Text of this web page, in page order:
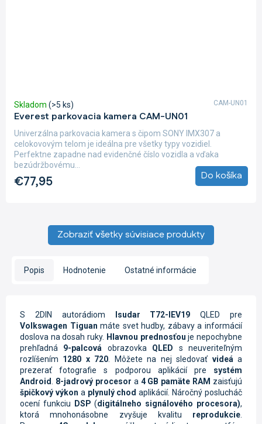
Everest parkovacia kamera CAM-UN01
Skladom (>5 ks)
€77,95 Do košíka
Univerzálna parkovacia kamera s čipom SONY IMX307 a
celokovovým telom je ideálna pre všetky typy vozidiel.
Perfektne zapadne nad evidenčné číslo vozidla a vďaka
bezúdržbovému...
CAM-UN01
Zobraziť všetky súvisiace produkty
Popis Hodnotenie Ostatné informácie
S 2DIN autorádiom Isudar T72-IEV19 QLED pre
Volkswagen Tiguan máte svet hudby, zábavy a informácií
doslova na dosah ruky. Hlavnou prednosťou je nepochybne
prehľadná 9-palcová obrazovka QLED s neuveriteľným
rozlíšením 1280 x 720 . Môžete na nej sledovať videá a
prezerať fotografie s podporou aplikácií pre systém
Android
8-jadrový procesor a 4 GB pamäte RAM zaisťujú
špičkový výkon a plynulý chodaplikácií. Náročný poslucháč
ocení funkciu
DSP (digitálneho signálového procesora),
ktorá mnohonásobne zvyšuje kvalitu reprodukcie